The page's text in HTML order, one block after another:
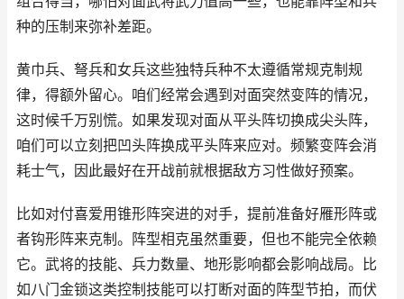
种的压制来弥补差距。
黄巾兵、弩兵和女兵这些独特兵种不太遵循常规克制规
律，得额外留心。咱们经常会遇到对面突然变阵的情况，
这时候千万别慌。如果发现对面从平头阵切换成尖头阵，
咱们可以立刻把凹头阵换成平头阵来应对。频繁变阵会消
耗士气，因此最好在开战前就根据敌方习性做好预案。
比如对付喜爱用锥形阵突进的对手，提前准备好雁形阵或
者钩形阵来克制。阵型相克虽然重要，但也不能完全依赖
它。武将的技能、兵力数量、地形影响都会影响战局。比
如八门金锁这类控制技能可以打断对面的阵型节拍，而伏